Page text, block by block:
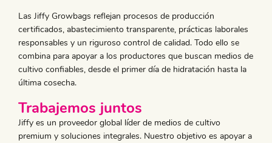
Las Jiffy Growbags reflejan procesos de producción
certificados, abastecimiento transparente, prácticas laborales
responsables y un riguroso control de calidad. Todo ello se
combina para apoyar a los productores que buscan medios de
cultivo confiables, desde el primer día de hidratación hasta la
última cosecha.
Trabajemos juntos
Jiffy es un proveedor global líder de medios de cultivo
premium y soluciones integrales. Nuestro objetivo es apoyar a